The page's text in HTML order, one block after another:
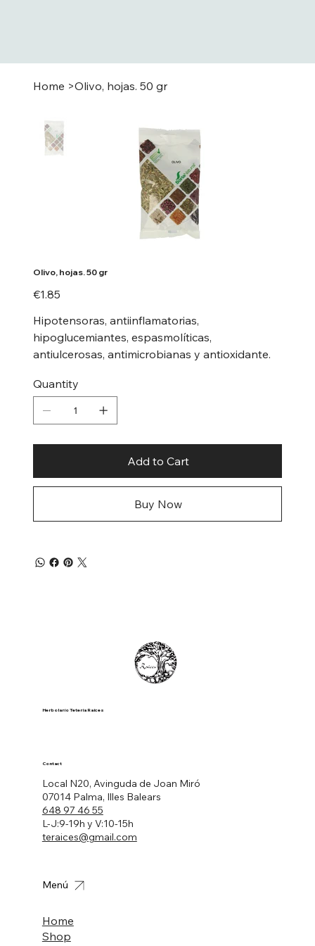
Home >Olivo, hojas. 50 gr
Olivo, hojas. 50 gr
Price
€1.85
Hipotensoras, antiinflamatorias,
hipoglucemiantes, espasmolíticas,
antiulcerosas, antimicrobianas y antioxidante.
Quantity
Add to Cart
Buy Now
Herbolario Tetería Raíces
Local N20, Avinguda de Joan Miró
07014 Palma, Illes Balears
648 97 46 55
L-J:9-19h y V:10-15h
teraices@gmail.com
Contact
Home
Shop
Menú